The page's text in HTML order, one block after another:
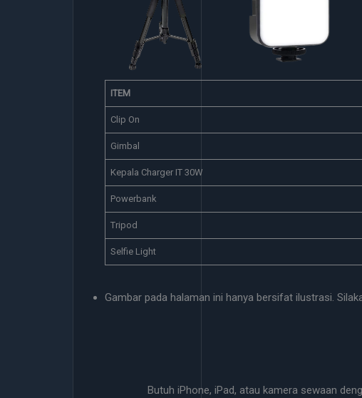
Selfie Light
ITEM
Clip On
Gimbal
Kepala Charger IT 30W
Powerbank
Tripod
Selfie Light
Gambar pada halaman ini hanya bersifat ilustrasi.
Butuh iPhone, iPad, atau kamera sewaan